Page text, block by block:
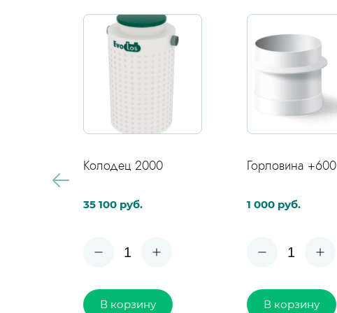
участка септик!
Горловина +600
1 000 руб.
1
В корзину
Горловина +400
10 000 руб.
1
В корзину